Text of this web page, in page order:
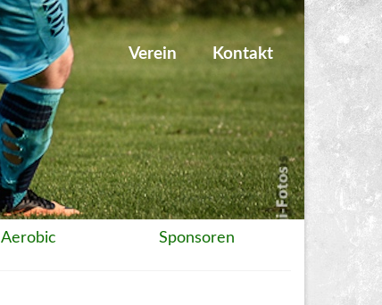
Verein Kontakt
Aerobic Sponsoren